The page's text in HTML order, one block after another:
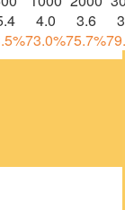
4.0 3.6
73.0%75.7%